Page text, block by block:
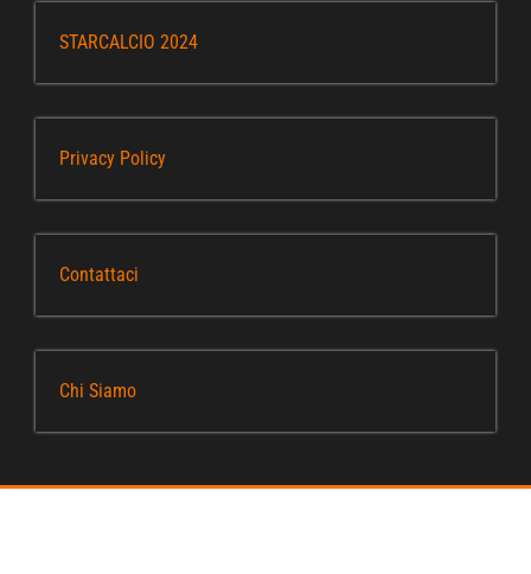
STARCALCIO 2024
Privacy Policy
Contattaci
Chi Siamo